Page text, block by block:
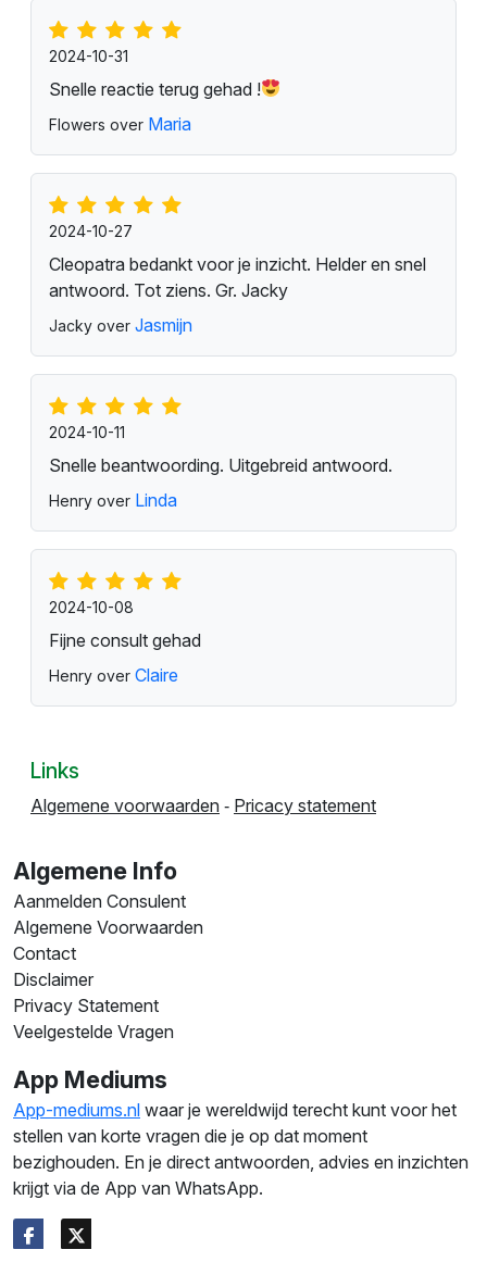
2024-10-31
Snelle reactie terug gehad !
Flowers over Maria
2024-10-27
Cleopatra bedankt voor je inzicht. Helder en snel
antwoord. Tot ziens. Gr. Jacky
Jacky over Jasmijn
2024-10-11
Snelle beantwoording. Uitgebreid antwoord.
Henry over Linda
2024-10-08
Fijne consult gehad
Henry over Claire
Links
Algemene voorwaarden ‐ Pricacy statement
Algemene Info
Aanmelden Consulent
Algemene Voorwaarden
Contact
Disclaimer
Privacy Statement
Veelgestelde Vragen
App Mediums
App-mediums.nl waar je wereldwijd terecht kunt voor het
stellen van korte vragen die je op dat moment
bezighouden. En je direct antwoorden, advies en inzichten
krijgt via de App van WhatsApp.